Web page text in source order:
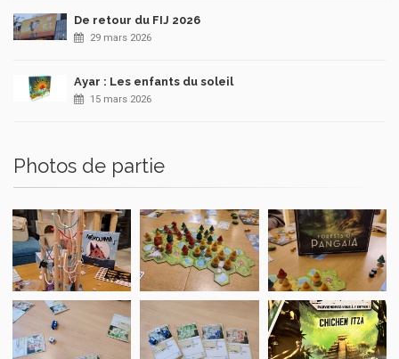
De retour du FIJ 2026
29 mars 2026
Ayar : Les enfants du soleil
15 mars 2026
Photos de partie